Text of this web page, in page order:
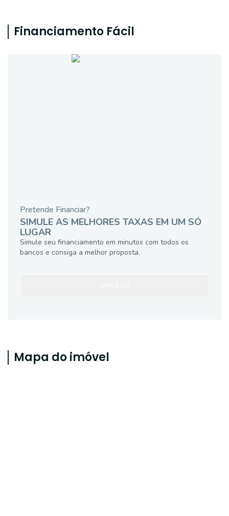
Financiamento Fácil
Pretende Financiar?
SIMULE AS MELHORES TAXAS EM UM SÓ
LUGAR
Simule seu financiamento em minutos com todos os
bancos e consiga a melhor proposta.
Mapa do imóvel